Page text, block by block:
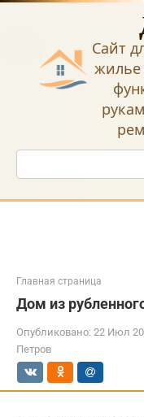
Перейти
Сайт
Поиск:
Главная страница
Дом из
Опубликовано: 22 Июл
Петров